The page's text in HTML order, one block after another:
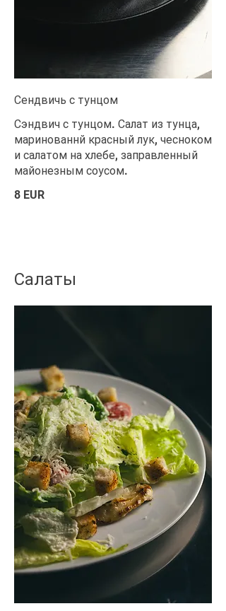
Сендвичь с тунцом
Сэндвич с тунцом. Салат из тунца,
маринованнй красный лук, чесноком
и салатом на хлебе, заправленный
майонезным соусом.
8 EUR
Салаты